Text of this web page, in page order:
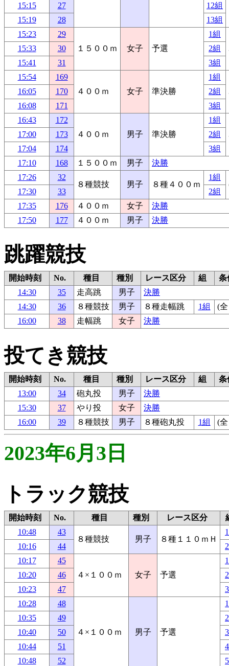
15:15
27
12組
15:19
28
13組
15:23
29
１５００ｍ
女子 予選
1組
15:33 30
2組
15:41
31
3組
15:54
169
４００ｍ
女子 準決勝
1組
16:05 170
2組
16:08
171
3組
16:43
172
４００ｍ
男子 準決勝
1組
17:00 173
2組
17:04
174
3組
17:10
168 １５００ｍ 男子
決勝
17:26
32
８種競技
男子 ８種４００ｍ
1組
17:30
33
2組
17:35
176 ４００ｍ 女子
決勝
17:50
177 ４００ｍ 男子 決勝
跳躍競技
開始時刻 No. 種目 種別 レース区分 組
条
14:30
35 走高跳 男子
決勝
14:30
36 ８種競技 男子 ８種走幅跳 1組
(
16:00
38 走幅跳 女子 決勝
投てき競技
開始時刻 No. 種目 種別 レース区分 組
条
13:00
34 砲丸投 男子
決勝
15:30
37 やり投 女子
決勝
16:00
39 ８種競技 男子 ８種砲丸投 1組 (
2023年6月3日
トラック競技
開始時刻 No. 種目 種別 レース区分
10:48
43
８種競技
男子 ８種１１０ｍＨ
10:16
44
10:17
45
４×１００ｍ
女子 予選
10:20
46
10:23
47
10:28
48
４×１００ｍ 男子 予選
10:35
49
10:40
50
10:44
51
10:48
52